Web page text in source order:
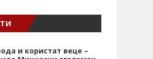
и користат веце –